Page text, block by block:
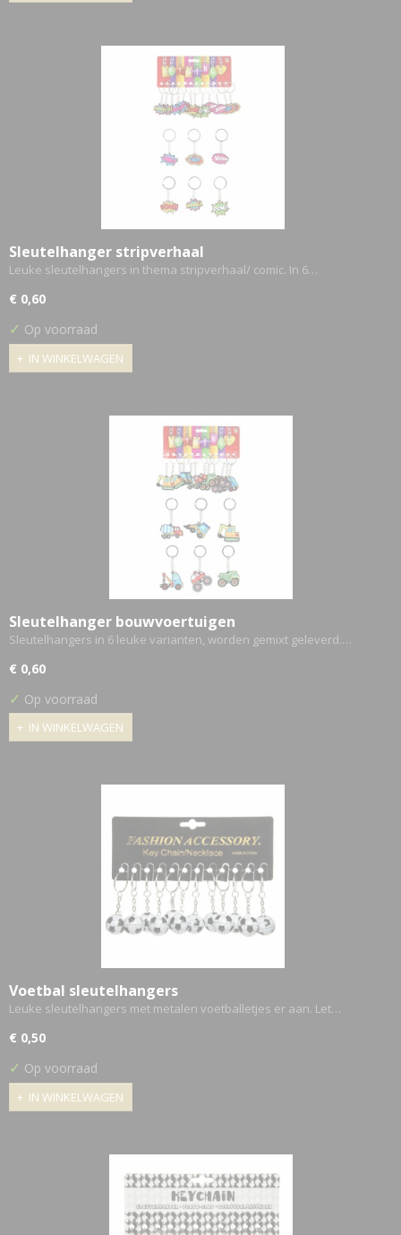
Sleutelhanger stripverhaal
Leuke sleutelhangers in thema stripverhaal/ comic. In 6…
€ 0,60
✓ Op voorraad
IN WINKELWAGEN
Sleutelhanger bouwvoertuigen
Sleutelhangers in 6 leuke varianten, worden gemixt geleverd.…
€ 0,60
✓ Op voorraad
IN WINKELWAGEN
Voetbal sleutelhangers
Leuke sleutelhangers met metalen voetballetjes er aan. Let…
€ 0,50
✓ Op voorraad
IN WINKELWAGEN